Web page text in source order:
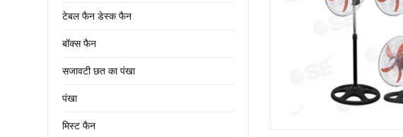
टेबल फैन डेस्क फैन
बॉक्स फैन
सजावटी छत का पंखा
पंखा
मिस्ट फैन